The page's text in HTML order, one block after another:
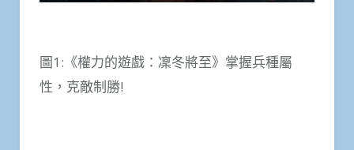
圖1:《權力的遊戲：凜冬將至》掌握兵種屬
性，克敵制勝!